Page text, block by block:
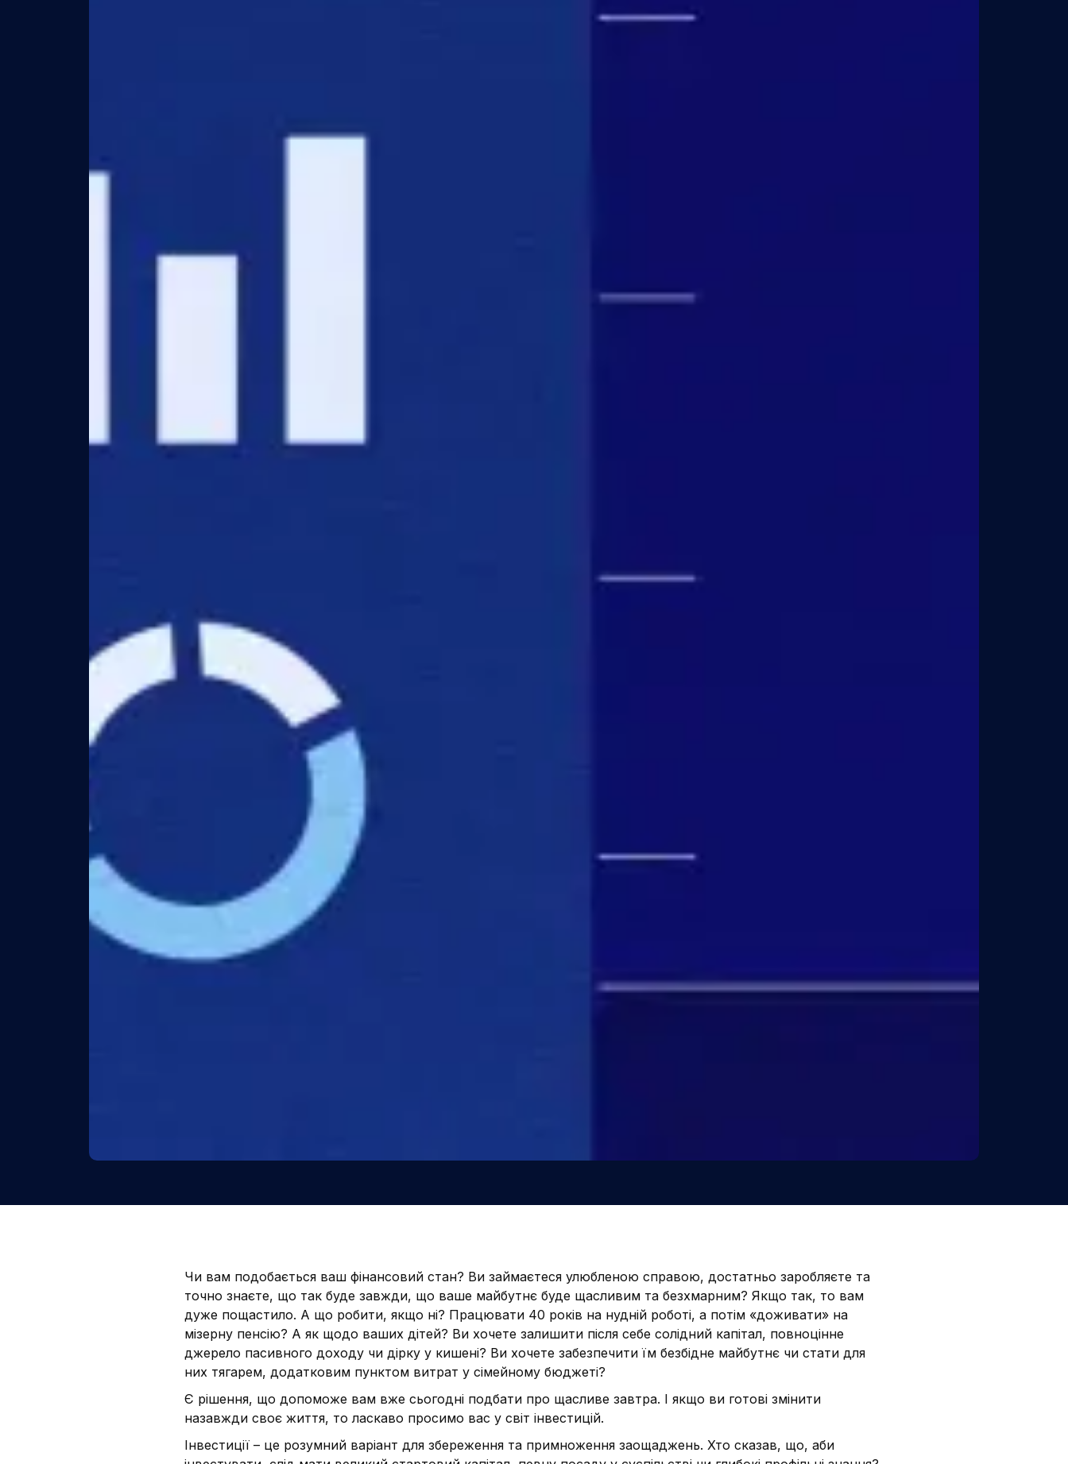
Чи вам подобається ваш фінансовий стан? Ви займаєтеся улюбленою справою, достатньо заробляєте та
точно знаєте, що так буде завжди, що ваше майбутнє буде щасливим та безхмарним? Якщо так, то вам
дуже пощастило. А що робити, якщо ні? Працювати 40 років на нудній роботі, а потім «доживати» на
мізерну пенсію? А як щодо ваших дітей? Ви хочете залишити після себе солідний капітал, повноцінне
джерело пасивного доходу чи дірку у кишені? Ви хочете забезпечити їм безбідне майбутнє чи стати для
них тягарем, додатковим пунктом витрат у сімейному бюджеті?
Є рішення, що допоможе вам вже сьогодні подбати про щасливе завтра. І якщо ви готові змінити
назавжди своє життя, то ласкаво просимо вас у світ інвестицій.
Інвестиції – це розумний варіант для збереження та примноження заощаджень. Хто сказав, що, аби